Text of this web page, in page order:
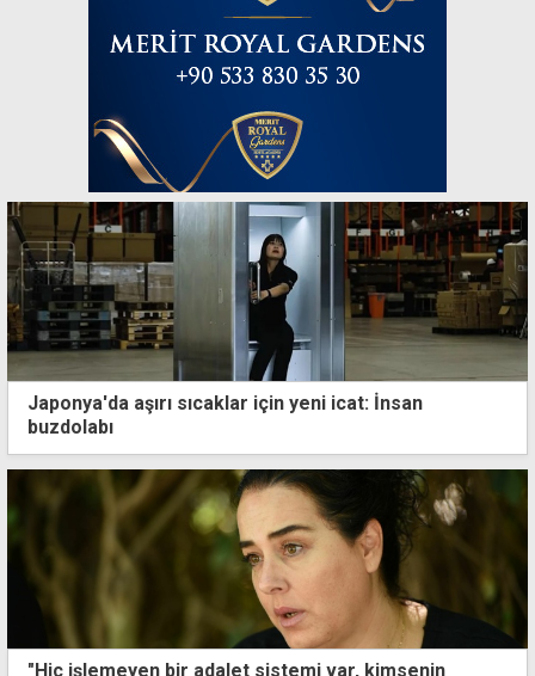
Japonya'da aşırı sıcaklar için yeni icat: İnsan
buzdolabı
"Hiç işlemeyen bir adalet sistemi var, kimsenin